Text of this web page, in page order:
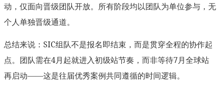
动，仅面向晋级团队开放。所有阶段均以团队为单位参与，无
个人单独晋级通道。
总结来说：SIC组队不是报名即结束，而是贯穿全程的协作起
点。团队需在4月起就进入初级站节奏，而非等待7月全球站
再启动——这是往届优秀案例共同遵循的时间逻辑。